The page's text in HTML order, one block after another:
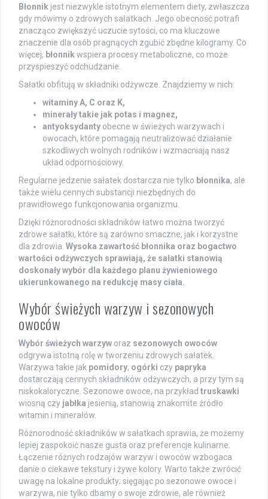
Błonnik jest niezwykle istotnym elementem diety, zwłaszcza
gdy mówimy o zdrowych sałatkach. Jego obecność potrafi
znacząco zwiększyć uczucie sytości, co ma kluczowe
znaczenie dla osób pragnących zgubić zbędne kilogramy. Co
więcej, błonnikwspiera procesy metaboliczne, co może
przyspieszyć odchudzanie.
Sałatki obfitują w składniki odżywcze. Znajdziemy w nich:
witaminy A, C oraz K,
minerały takie jak potas i magnez,
antyoksydanty obecne w świeżych warzywach i
owocach, które pomagają neutralizować działanie
szkodliwych wolnych rodników i wzmacniają nasz
układ odpornościowy.
Regularne jedzenie sałatek dostarcza nie tylko błonnika, ale
także wielu cennych substancji niezbędnych do
prawidłowego funkcjonowania organizmu.
Dzięki różnorodności składników łatwo można tworzyć
zdrowe sałatki, które są zarówno smaczne, jak i korzystne
dla zdrowia. Wysoka zawartość błonnika oraz bogactwo
wartości odżywczych sprawiają, że sałatki stanowią
doskonały wybór dla każdego planu żywieniowego
ukierunkowanego na redukcję masy ciała.
Wybór świeżych warzyw i sezonowych
owoców
Wybór świeżych warzyw oraz sezonowych owoców
odgrywa istotną rolę w tworzeniu zdrowych sałatek.
Warzywa takie jak pomidory, ogórki czy papryka
dostarczają cennych składników odżywczych, a przy tym są
niskokaloryczne. Sezonowe owoce, na przykład truskawki
wiosną czy jabłka jesienią, stanowią znakomite źródło
witamin i minerałów.
Różnorodność składników w sałatkach sprawia, że możemy
lepiej zaspokoić nasze gusta oraz preferencje kulinarne.
Łączenie różnych rodzajów warzyw i owoców wzbogaca
danie o ciekawe tekstury i żywe kolory. Warto także zwrócić
uwagę na lokalne produkty; sięgając po sezonowe owoce i
warzywa, nie tylko dbamy o swoje zdrowie, ale również